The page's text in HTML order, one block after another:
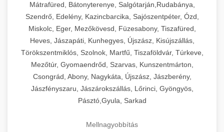
Mátrafüred, Bátonyterenye, Salgótarján,Rudabánya,
Szendrő, Edelény, Kazincbarcika, Sajószentpéter, Ózd,
Miskolc, Eger, Mezőkövesd, Füzesabony, Tiszafüred,
Heves, Jászapáti, Kunhegyes, Újszász, Kisújszállás,
Törökszentmiklós, Szolnok, Martfű, Tiszaföldvár, Túrkeve,
Mezőtúr, Gyomaendrőd, Szarvas, Kunszentmárton,
Csongrád, Abony, Nagykáta, Újszász, Jászberény,
Jászfényszaru, Jászárokszállás, Lőrinci, Gyöngyös,
Pásztó,Gyula, Sarkad
Mellnagyobbítás